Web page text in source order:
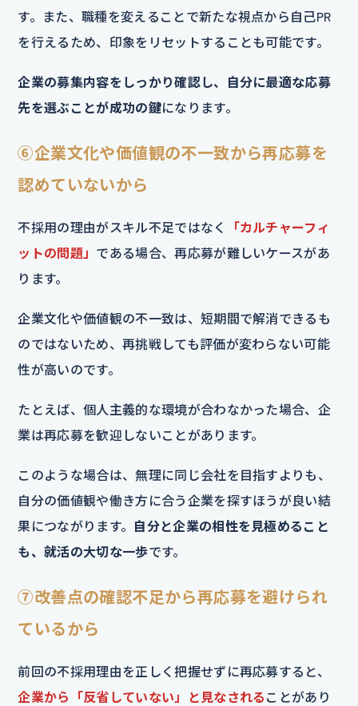
す。また、職種を変えることで新たな視点から自己PR
を行えるため、印象をリセットすることも可能です。
企業の募集内容をしっかり確認し、自分に最適な応募
先を選ぶことが成功の鍵になります。
⑥企業文化や価値観の不一致から再応募を
認めていないから
不採用の理由がスキル不足ではなく
「カルチャーフィ
ットの問題」 である場合、再応募が難しいケースがあ
ります。
企業文化や価値観の不一致は、短期間で解消できるも
のではないため、再挑戦しても評価が変わらない可能
性が高いのです。
たとえば、個人主義的な環境が合わなかった場合、企
業は再応募を歓迎しないことがあります。
このような場合は、無理に同じ会社を目指すよりも、
自分の価値観や働き方に合う企業を探すほうが良い結
果につながります。 自分と企業の相性を見極めること
も、就活の大切な一歩です。
⑦改善点の確認不足から再応募を避けられ
ているから
前回の不採用理由を正しく把握せずに再応募すると、
企業から「反省していない」と見なされる ことがあり